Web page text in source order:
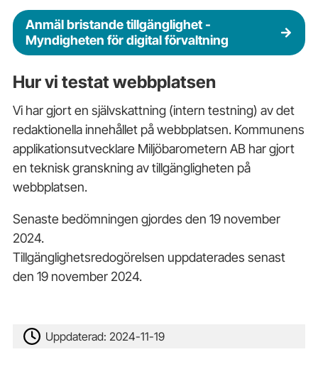
Anmäl bristande tillgänglighet -
Myndigheten för digital förvaltning
Hur vi testat webbplatsen
Vi har gjort en självskattning (intern testning) av det
redaktionella innehållet på webbplatsen. Kommunens
applikationsutvecklare Miljöbarometern AB har gjort
en teknisk granskning av tillgängligheten på
webbplatsen.
Senaste bedömningen gjordes den 19 november
2024.
Tillgänglighetsredogörelsen uppdaterades senast
den 19 november 2024.
Uppdaterad:2024-11-19